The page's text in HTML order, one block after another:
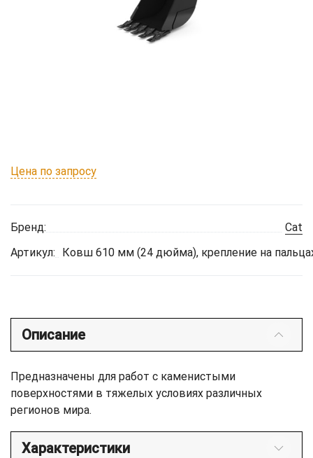
Цена по запросу
Бренд:
Cat
Артикул:
Ковш 610 мм (24 дюйма), крепление на
Описание
Предназначены для работ с каменистыми
поверхностями в тяжелых условиях различных
регионов мира.
Характеристики